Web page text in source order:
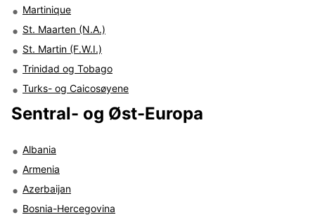
Martinique
St. Maarten (N.A.)
St. Martin (F.W.I.)
Trinidad og Tobago
Turks- og Caicosøyene
Sentral- og Øst-Europa
Albania
Armenia
Azerbaijan
Bosnia-Hercegovina